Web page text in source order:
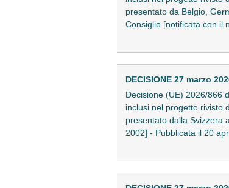
presentato da Belgio,
Consiglio [notificata con il
DECISIONE 27 marzo
Decisione (UE) 2026/866
inclusi nel progetto rivisto
presentato dalla Svizzera
2002] - Pubblicata il 20